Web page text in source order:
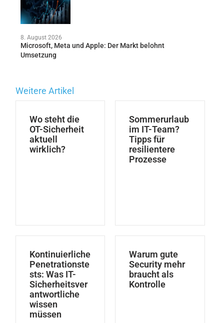
8. August 2026
Microsoft, Meta und Apple: Der Markt belohnt
Umsetzung
Weitere Artikel
Wo steht die
OT-Sicherheit
aktuell
wirklich?
Sommerurlaub
im IT-Team?
Tipps für
resilientere
Prozesse
Kontinuierliche
Penetrationste
sts: Was IT-
Sicherheitsver
antwortliche
wissen
müssen
Warum gute
Security mehr
braucht als
Kontrolle